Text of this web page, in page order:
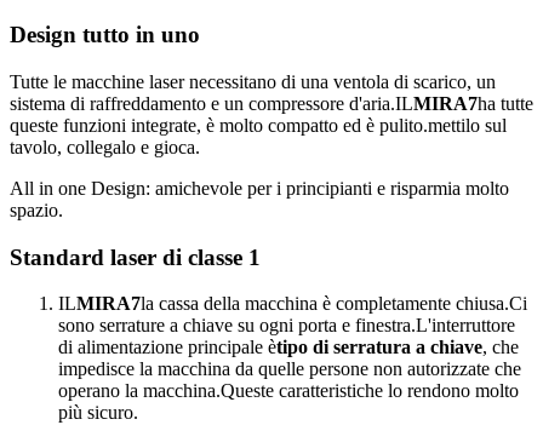
Design tutto in uno
Tutte le macchine laser necessitano di una ventola di scarico, un
sistema di raffreddamento e un compressore d'aria.ILMIRA7ha tutte
queste funzioni integrate, è molto compatto ed è pulito.mettilo sul
tavolo, collegalo e gioca.
All in one Design: amichevole per i principianti e risparmia molto
spazio.
Standard laser di classe 1
ILMIRA7la cassa della macchina è completamente chiusa.Ci
sono serrature a chiave su ogni porta e finestra.L'interruttore
di alimentazione principale ètipo di serratura a chiave, che
impedisce la macchina da quelle persone non autorizzate che
operano la macchina.Queste caratteristiche lo rendono molto
più sicuro.